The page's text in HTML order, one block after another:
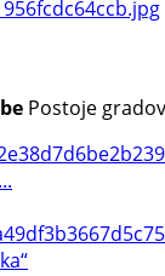
Postoje